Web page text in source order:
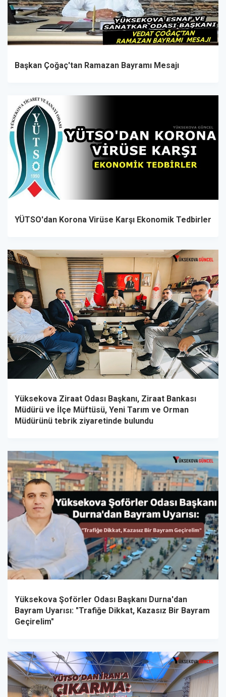
Başkan Çoğaç'tan Ramazan Bayramı Mesajı
YÜTSO'dan Korona Virüse Karşı Ekonomik Tedbirler
Yüksekova Ziraat Odası Başkanı, Ziraat Bankası
Müdürü ve İlçe Müftüsü, Yeni Tarım ve Orman
Müdürünü tebrik ziyaretinde bulundu
Yüksekova Şoförler Odası Başkanı Durna'dan
Bayram Uyarısı: "Trafiğe Dikkat, Kazasız Bir Bayram
Geçirelim"